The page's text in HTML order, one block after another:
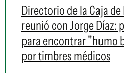
Directorio de la Caja de
reunió con Jorge Díaz:
para encontrar "humo
por timbres médicos